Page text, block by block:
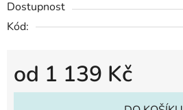
Dostupnost
Kód:
od 1 139 Kč
Měrná cena: